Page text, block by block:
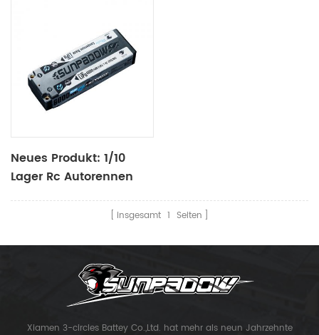
Neues Produkt: 1/10
Lager Rc Autorennen
Batterie 6000 Mah-7.4
insgesamt 1 Seiten
Xiamen 3-circles Battey Co.,Ltd. hat mehr als neun Jahrzehnte